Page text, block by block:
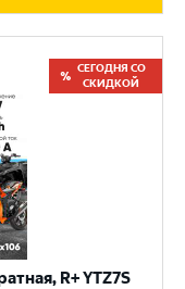
СЕГОДНЯ СО
СКИДКОЙ
R+ YTZ7S